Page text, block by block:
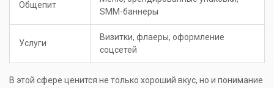
Общепит
SMM-баннеры
Услуги
Визитки, флаеры, оформление
соцсетей
В этой сфере ценится не только хороший вкус, но и понимание